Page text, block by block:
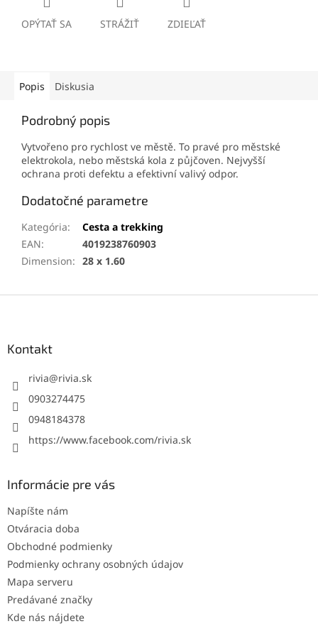
OPÝTAŤ SA STRÁŽIŤ ZDIEĽAŤ
Popis Diskusia
Podrobný popis
Vytvořeno pro rychlost ve městě. To pravé pro městské
elektrokola, nebo městská kola z půjčoven. Nejvyšší
ochrana proti defektu a efektivní valivý odpor.
Dodatočné parametre
Kategória:
Cesta a trekking
EAN:
4019238760903
Dimension: 28 x 1.60
Kontakt
rivia@rivia.sk
0903274475
0948184378
https://www.facebook.com/rivia.sk
Informácie pre vás
Napíšte nám
Otváracia doba
Obchodné podmienky
Podmienky ochrany osobných údajov
Mapa serveru
Predávané značky
Kde nás nájdete